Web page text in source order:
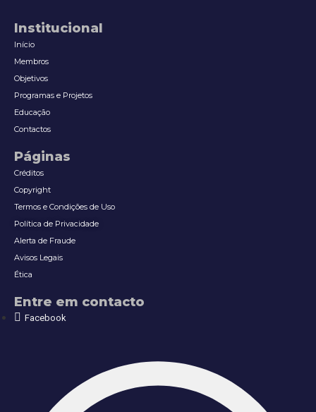
Institucional
Início
Membros
Objetivos
Programas e Projetos
Educação
Contactos
Páginas
Créditos
Copyright
Termos e Condições de Uso
Política de Privacidade
Alerta de Fraude
Avisos Legais
Ética
Entre em contacto
Facebook